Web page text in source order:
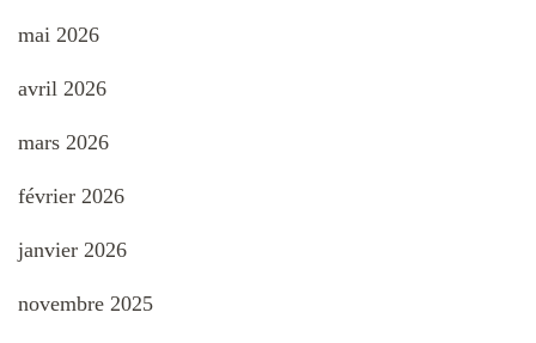
mai 2026
avril 2026
mars 2026
février 2026
janvier 2026
novembre 2025